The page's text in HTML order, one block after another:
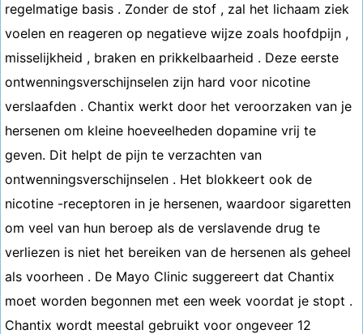
regelmatige basis . Zonder de stof , zal het lichaam ziek
voelen en reageren op negatieve wijze zoals hoofdpijn ,
misselijkheid , braken en prikkelbaarheid . Deze eerste
ontwenningsverschijnselen zijn hard voor nicotine
verslaafden . Chantix werkt door het veroorzaken van je
hersenen om kleine hoeveelheden dopamine vrij te
geven. Dit helpt de pijn te verzachten van
ontwenningsverschijnselen . Het blokkeert ook de
nicotine -receptoren in je hersenen, waardoor sigaretten
om veel van hun beroep als de verslavende drug te
verliezen is niet het bereiken van de hersenen als geheel
als voorheen . De Mayo Clinic suggereert dat Chantix
moet worden begonnen met een week voordat je stopt .
Chantix wordt meestal gebruikt voor ongeveer 12